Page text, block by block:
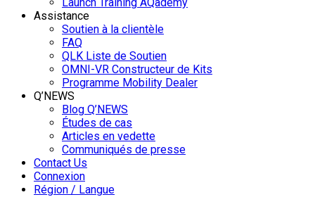
Assistance
Soutien à la clientèle
FAQ
QLK Liste de Soutien
OMNI-VR Constructeur de Kits
Programme Mobility Dealer
Q’NEWS
Blog Q’NEWS
Études de cas
Articles en vedette
Communiqués de presse
Contact Us
Connexion
Région / Langue